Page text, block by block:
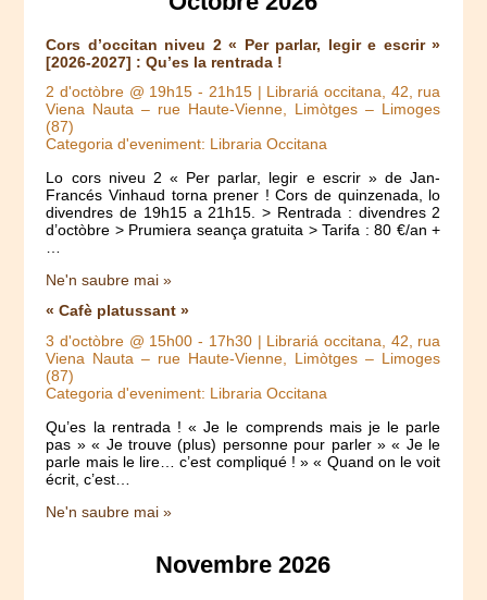
Cors d’occitan niveu 2 « Per parlar, legir e escrir »
[2026-2027] : Qu’es la rentrada !
2 d'octòbre @ 19h15 - 21h15| Librariá occitana, 42, rua
Viena Nauta – rue Haute-Vienne, Limòtges – Limoges
(87)
Categoria d'eveniment: Libraria Occitana
Lo cors niveu 2 « Per parlar, legir e escrir » de Jan-
Francés Vinhaud torna prener ! Cors de quinzenada, lo
divendres de 19h15 a 21h15. > Rentrada : divendres 2
d’octòbre > Prumiera seança gratuita > Tarifa : 80 €/an +
Ne'n saubre mai »
« Cafè platussant »
3 d'octòbre @ 15h00 - 17h30| Librariá occitana, 42, rua
Viena Nauta – rue Haute-Vienne, Limòtges – Limoges
(87)
Categoria d'eveniment: Libraria Occitana
Qu’es la rentrada ! « Je le comprends mais je le parle
pas » « Je trouve (plus) personne pour parler » « Je le
parle mais le lire… c’est compliqué ! » « Quand on le voit
écrit, c’est…
Ne'n saubre mai »
Novembre 2026